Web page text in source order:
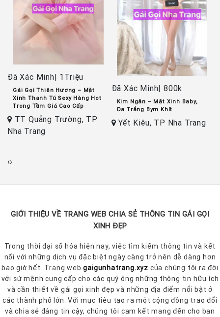
Đã Xác Minh| 1Triệu
Gái Gọi Thiên Hương – Mặt
Xinh Thanh Tú Sexy Hàng Hot
Trong Tầm Giá Cao Cấp
TT Quảng Trường, TP
Nha Trang
Đã Xác Minh| 800k
Kim Ngân – Mặt Xinh Baby,
Da Trắng Bym Khít
Yết Kiêu, TP Nha Trang
‹›
GIỚI THIỆU VỀ TRANG WEB CHIA SẺ THÔNG TIN GÁI GỌI
XINH ĐẸP
Trong thời đại số hóa hiện nay, việc tìm kiếm thông tin và kết
nối với những dịch vụ đặc biệt ngày càng trở nên dễ dàng hơn
bao giờ hết. Trang webgaigunhatrang.xyz của chúng tôi ra đời
với sứ mệnh cung cấp cho các quý ông những thông tin hữu ích
và cần thiết về gái gọi xinh đẹp và những địa điểm nổi bật ở
các thành phố lớn. Với mục tiêu tạo ra một cộng đồng trao đổi
và chia sẻ đáng tin cậy, chúng tôi cam kết mang đến cho bạn